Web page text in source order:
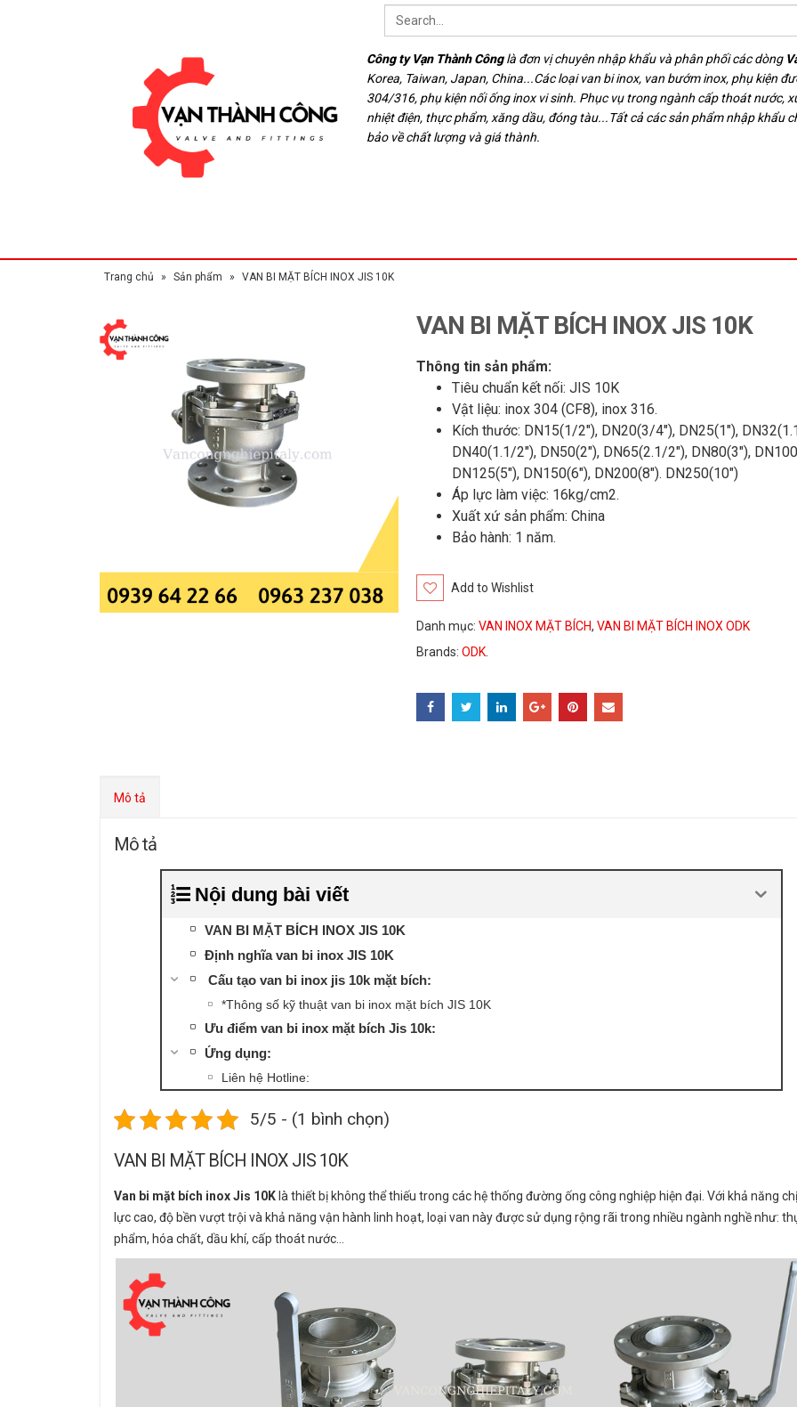
Công ty Vạn Thành Cônglà đơn vị chuyên nhập khẩu và phân phối các dòng
Korea, Taiwan, Japan, China...Các loại van bi inox, van bướm inox, phụ kiện
304/316, phụ kiện nối ống inox vi sinh. Phục vụ trong ngành cấp thoát nước,
nhiệt điện, thực phẩm, xăng dầu, đóng tàu...Tất cả các sản phẩm nhập khẩu
bảo về chất lượng và giá thành.
Trang chủ » Sản phẩm » VAN BI MẶT BÍCH INOX JIS 10K
VAN BI MẶT BÍCH INOX JIS 10K
Thông tin sản phẩm:
Tiêu chuẩn kết nối: JIS 10K
Vật liệu: inox 304 (CF8), inox 316.
Kích thước: DN15(1/2″), DN20(3/4″), DN25(1″),
DN40(1.1/2″), DN50(2″), DN65(2.1/2″), DN80(3″),
DN125(5″), DN150(6″), DN200(8″). DN250(10″)
Áp lực làm việc: 16kg/cm2.
Xuất xứ sản phẩm: China
Bảo hành: 1 năm.
Add to Wishlist
Danh mục:VAN INOX MẶT BÍCH,VAN BI MẶT BÍCH INOX ODK
Brands:ODK.
Mô tả
Mô tả
Nội dung bài viết
VAN BI MẶT BÍCH INOX JIS 10K
Định nghĩa van bi inox JIS 10K
Cấu tạo van bi inox jis 10k mặt bích:
*Thông số kỹ thuật van bi inox mặt bích JIS 10K
Ưu điểm van bi inox mặt bích Jis 10k:
Ứng dụng:
Liên hệ Hotline:
5/5 - (1 bình chọn)
VAN BI MẶT BÍCH INOX JIS 10K
Van bi mặt bích inox Jis 10K là thiết bị không thể thiếu trong các hệ thống đường ống công nghiệp hiện đại. Với khả năng
lực cao, độ bền vượt trội và khả năng vận hành linh hoạt, loại van này được sử dụng rộng rãi trong nhiều ngành nghề như:
phẩm, hóa chất, dầu khí, cấp thoát nước…